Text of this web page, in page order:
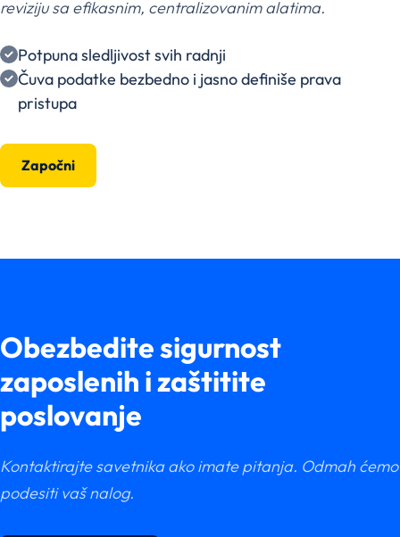
reviziju sa efikasnim, centralizovanim alatima.
Potpuna sledljivost svih radnji
Čuva podatke bezbedno i jasno definiše prava
pristupa
Započni
Obezbedite sigurnost
zaposlenih i zaštitite
poslovanje
Kontaktirajte savetnika ako imate pitanja. Odmah ćemo
podesiti vaš nalog.